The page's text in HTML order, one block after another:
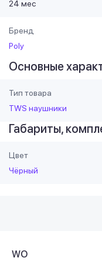
24 мес
Бренд
Poly
Основные
Тип товара
TWS наушники
Габариты,
Цвет
Чёрный
WO